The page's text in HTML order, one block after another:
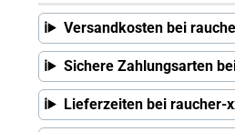
Versandkosten bei
Sichere Zahlungsarten
Lieferzeiten bei raucher-